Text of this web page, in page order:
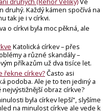
druhý. Každý kámen spočívá na
tak je i v církvi.
o církvi byla moc pěkná, ale
Katolická církev – přes
a různé skandály –
příkazům už dva tisíce let.
řekne církev?Často asi
podoba. Ale je to ten jediný a
obraz církve?
byla církev lepší“, slyšíme
na minulost církve ale vede k